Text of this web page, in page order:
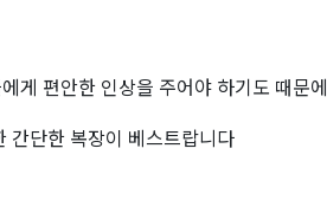
게 편안한 인상을 주어야 하기도 때문에
간단한 복장이 베스트랍니다